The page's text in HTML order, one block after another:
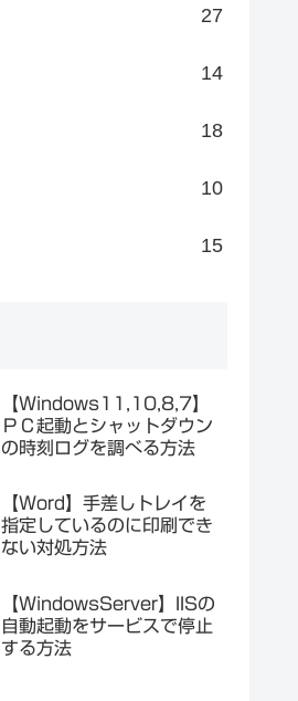
27
14
18
10
15
【Windows11,10,8,7】
ＰＣ起動とシャットダウン
の時刻ログを調べる方法
【Word】手差しトレイを
指定しているのに印刷でき
ない対処方法
【WindowsServer】IISの
自動起動をサービスで停止
する方法